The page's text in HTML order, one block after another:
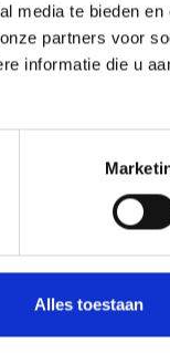
media te bieden en
partners voor
informatie die u
Alles toestaan
misschien
meter - 13